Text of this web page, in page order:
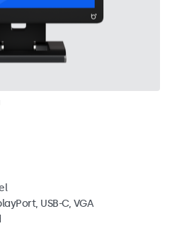
USB-C, VGA